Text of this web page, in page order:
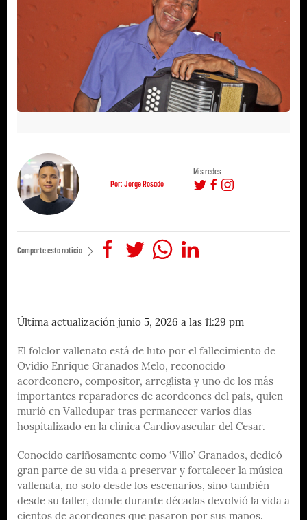
Por: Jorge Rosado
Mis redes
Comparte esta noticia
Última actualización junio 5, 2026 a las 11:29 pm
El folclor vallenato está de luto por el fallecimiento de
Ovidio Enrique Granados Melo, reconocido
acordeonero, compositor, arreglista y uno de los más
importantes reparadores de acordeones del país, quien
murió en Valledupar tras permanecer varios días
hospitalizado en la clínica Cardiovascular del Cesar.
Conocido cariñosamente como ‘Villo’ Granados, dedicó
gran parte de su vida a preservar y fortalecer la música
vallenata, no solo desde los escenarios, sino también
desde su taller, donde durante décadas devolvió la vida a
cientos de acordeones que pasaron por sus manos.